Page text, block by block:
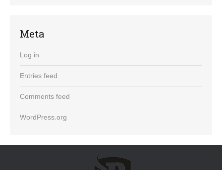
Meta
Log in
Entries feed
Comments feed
WordPress.org